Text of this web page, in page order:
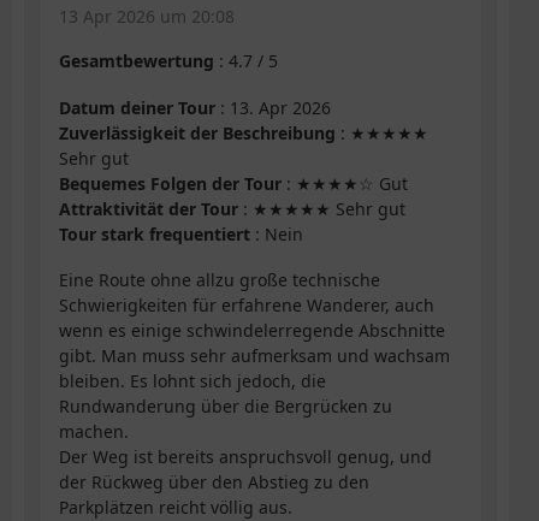
13 Apr 2026 um 20:08
Gesamtbewertung : 4.7 / 5
Datum deiner Tour : 13. Apr 2026
Zuverlässigkeit der Beschreibung : ★★★★★
Sehr gut
Bequemes Folgen der Tour : ★★★★☆ Gut
Attraktivität der Tour : ★★★★★ Sehr gut
Tour stark frequentiert : Nein
Eine Route ohne allzu große technische
Schwierigkeiten für erfahrene Wanderer, auch
wenn es einige schwindelerregende Abschnitte
gibt. Man muss sehr aufmerksam und wachsam
bleiben. Es lohnt sich jedoch, die
Rundwanderung über die Bergrücken zu
machen.
Der Weg ist bereits anspruchsvoll genug, und
der Rückweg über den Abstieg zu den
Parkplätzen reicht völlig aus.